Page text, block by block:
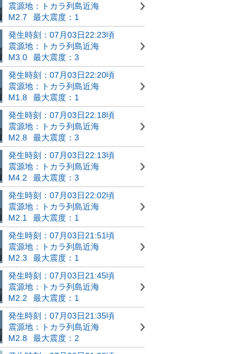
震源地：トカラ列島近海
M2.7
最大震度：1
発生時刻：07月03日22:23頃
震源地：トカラ列島近海
M3.0
最大震度：3
発生時刻：07月03日22:20頃
震源地：トカラ列島近海
M1.8
最大震度：1
発生時刻：07月03日22:18頃
震源地：トカラ列島近海
M2.8
最大震度：3
発生時刻：07月03日22:13頃
震源地：トカラ列島近海
M4.2
最大震度：3
発生時刻：07月03日22:02頃
震源地：トカラ列島近海
M2.1
最大震度：1
発生時刻：07月03日21:51頃
震源地：トカラ列島近海
M2.3
最大震度：1
発生時刻：07月03日21:45頃
震源地：トカラ列島近海
M2.2
最大震度：1
発生時刻：07月03日21:35頃
震源地：トカラ列島近海
M2.8
最大震度：2